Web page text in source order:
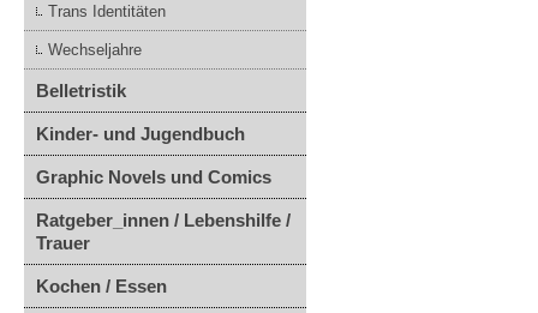
Trans Identitäten
Wechseljahre
Belletristik
Kinder- und Jugendbuch
Graphic Novels und Comics
Ratgeber_innen / Lebenshilfe /
Trauer
Kochen / Essen